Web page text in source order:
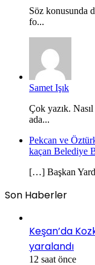
Söz konusunda
fo...
Samet Işık
Çok yazık.
ada...
Pekcan ve
kaçan Belediye
[…] Başkan
Son Haberler
Keşan’da
yaralandı
12 saat önce